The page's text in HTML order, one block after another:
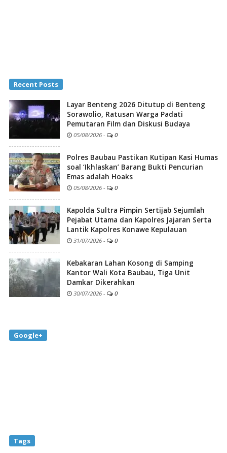
Recent Posts
Layar Benteng 2026 Ditutup di Benteng
Sorawolio, Ratusan Warga Padati
Pemutaran Film dan Diskusi Budaya
05/08/2026 - 0
Polres Baubau Pastikan Kutipan Kasi Humas
soal ‘Ikhlaskan’ Barang Bukti Pencurian
Emas adalah Hoaks
05/08/2026 - 0
Kapolda Sultra Pimpin Sertijab Sejumlah
Pejabat Utama dan Kapolres Jajaran Serta
Lantik Kapolres Konawe Kepulauan
31/07/2026 - 0
Kebakaran Lahan Kosong di Samping
Kantor Wali Kota Baubau, Tiga Unit
Damkar Dikerahkan
30/07/2026 - 0
Google+
Tags